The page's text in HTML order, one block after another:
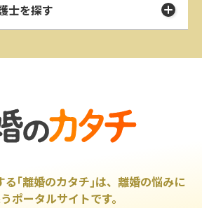
士を探す
｢離婚のカタチ｣は、離婚の悩みに
ポータルサイトです。